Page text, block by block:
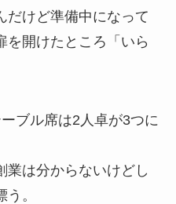
だけど準備中になって
開けたところ「いら
ブル席は2人卓が3つに
業は分からないけどし
。